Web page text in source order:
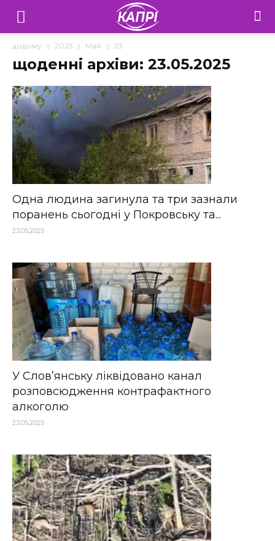
Телебачення
«Капрі»
Новини
Донеччини
додому 2025 Май 23
щоденні архіви: 23.05.2025
Одна людина загинула та три зазнали
поранень сьогодні у Покровську та...
23.05.2025
У Слов’янську ліквідовано канал
розповсюдження контрафактного
алкоголю
23.05.2025